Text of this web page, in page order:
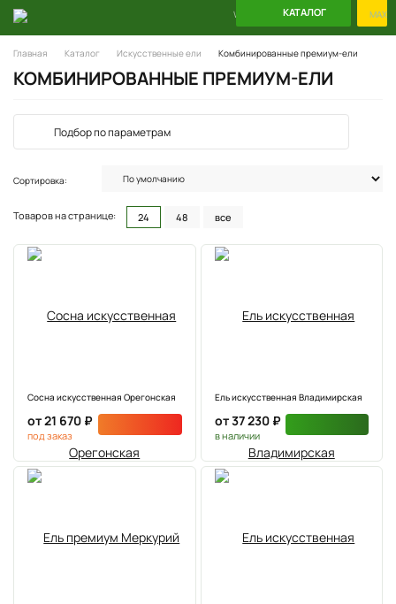
КАТАЛОГ
WhatsApp Telegram MAX
Главная Каталог Искусственные ели Комбинированные премиум-ели
КОМБИНИРОВАННЫЕ ПРЕМИУМ-ЕЛИ
Подбор по параметрам
Сортировка:
Товаров на странице: 24 48 все
Сосна искусственная Орегонская
от 21 670 ₽
под заказ
Ель искусственная Владимирская
от 37 230 ₽
в наличии